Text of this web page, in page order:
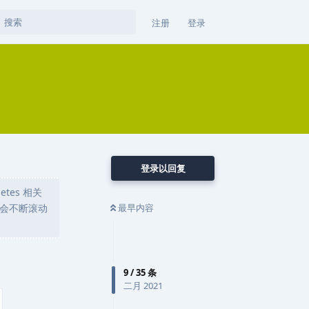
注册 登录
登录以回复
最早内容
9/35条
二月 2021
相关
不断滚动